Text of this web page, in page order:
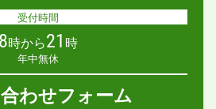
受付時間
8時から21 時
年中無休
わせフォーム